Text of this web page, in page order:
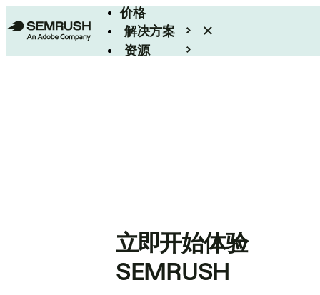
价格
解决方案
资源
立即开始体验
SEMRUSH